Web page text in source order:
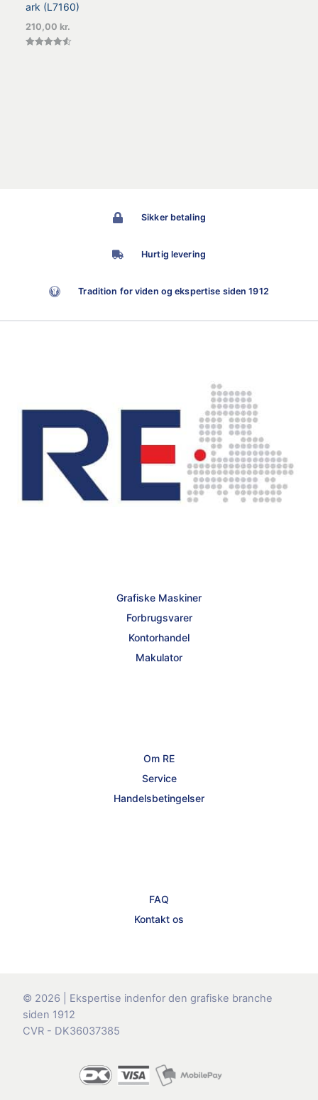
ark (L7160)
210,00 kr.
Sikker betaling
Hurtig levering
Tradition for viden og ekspertise siden 1912
Grafiske Maskiner
Forbrugsvarer
Kontorhandel
Makulator
Om RE
Service
Handelsbetingelser
FAQ
Kontakt os
© 2026 | Ekspertise indenfor den grafiske branche
siden 1912
CVR - DK36037385